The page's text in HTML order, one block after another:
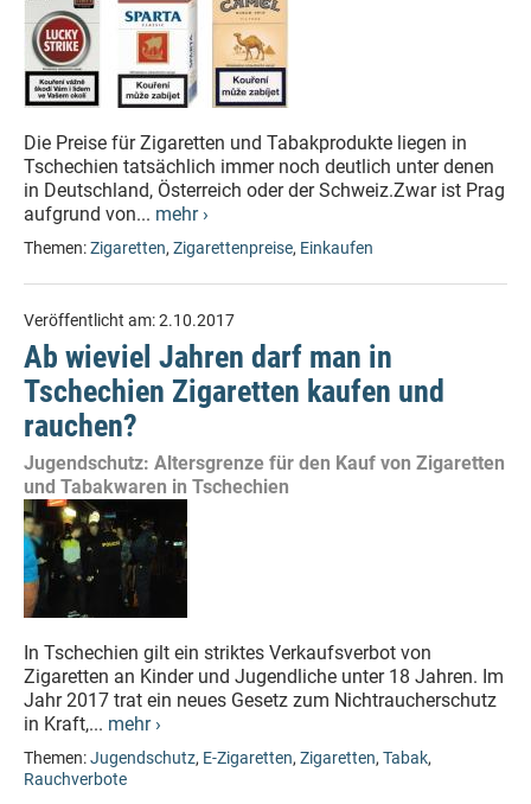
Die Preise für Zigaretten und Tabakprodukte liegen in
Tschechien tatsächlich immer noch deutlich unter denen
in Deutschland, Österreich oder der Schweiz.Zwar ist Prag
aufgrund von... mehr ›
Themen:Zigaretten, Zigarettenpreise, Einkaufen
Veröffentlicht am:2.10.2017
Ab wieviel Jahren darf man in
Tschechien Zigaretten kaufen und
rauchen?
Jugendschutz: Altersgrenze für den Kauf von Zigaretten
und Tabakwaren in Tschechien
In Tschechien gilt ein striktes Verkaufsverbot von
Zigaretten an Kinder und Jugendliche unter 18 Jahren. Im
Jahr 2017 trat ein neues Gesetz zum Nichtraucherschutz
in Kraft,... mehr ›
Themen:Jugendschutz, E-Zigaretten, Zigaretten, Tabak,
Rauchverbote